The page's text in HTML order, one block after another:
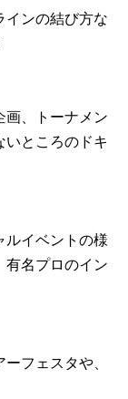
インの結び方な
画、トーナメン
いところのドキ
ルイベントの様
有名プロのイン
フェスタや、